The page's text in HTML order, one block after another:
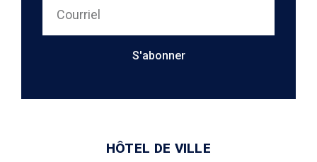
S'abonner
HÔTEL DE VILLE